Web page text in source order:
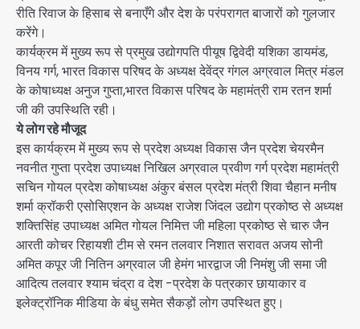
रीति रिवाज के हिसाब से बनाएँगे और देश के परंपरागत बाजारों को गुलजार
करेंगे।
कार्यक्रम में मुख्य रूप से प्रमुख उद्योगपति पीयूष द्विवेदी यशिका डायमंड,
विनय गर्ग, भारत विकास परिषद के अध्यक्ष देवेंद्र गंगल अग्रवाल मित्र मंडल
के कोषाध्यक्ष अनुज गुप्ता,भारत विकास परिषद के महामंत्री राम रतन शर्मा
जी की उपस्थिति रही।
ये लोग रहे मौजूद
इस कार्यक्रम में मुख्य रूप से प्रदेश अध्यक्ष विकास जैन प्रदेश चेयरमैन
नवनीत गुप्ता प्रदेश उपाध्यक्ष निखिल अग्रवाल प्रवीण गर्ग प्रदेश महामंत्री
सचिन गोयल प्रदेश कोषाध्यक्ष अंकुर बंसल प्रदेश मंत्री शिवा चैहान मनीष
शर्मा क्रॉकरी एसोसिएशन के अध्यक्ष राजेश जिंदल उद्योग प्रकोष्ठ से अध्यक्ष
शक्तिसिंह उपाध्यक्ष अमित गोयल निमित्त जी महिला प्रकोष्ठ से चारु जैन
आरती कोचर रिहायशी टीम से रमन तलवार निशात सरावत अजय सोनी
अमित कपूर जी नितिन अग्रवाल जी हेमंग भारद्वाज जी निमंशु जी समा जी
आदित्य तलवार श्याम चंद्रा व देश -प्रदेश के पत्रकार छायाकार व
इलेक्ट्रॉनिक मीडिया के बंधु समेत सैकड़ों लोग उपस्थित हुए।